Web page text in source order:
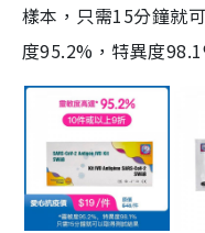
樣本，只需15分鐘就
度95.2%，特異度